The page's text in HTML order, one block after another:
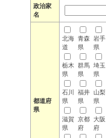
政治家
名
都道府
県
北海
道
青森
県
岩手
県
栃木
県
群馬
県
埼玉
県
石川
県
福井
県
山梨
県
滋賀
県
京都
府
大阪
府